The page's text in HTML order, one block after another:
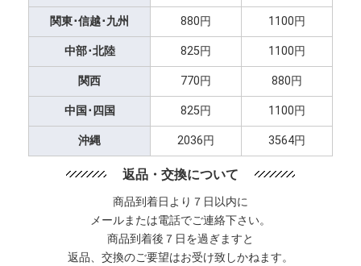
関東･信越･九州 880円 1100円
中部･北陸 825円 1100円
関西 770円 880円
中国･四国 825円 1100円
沖縄 2036円 3564円
返品・交換について
商品到着日より７日以内に
メールまたは電話でご連絡下さい。
商品到着後７日を過ぎますと
返品、交換のご要望はお受け致しかねます。